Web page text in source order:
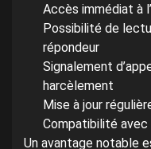
Accès immédiat à
Possibilité de
répondeur
Signalement
harcèlement
Mise à jour
Compatibilité
Un avantage notable